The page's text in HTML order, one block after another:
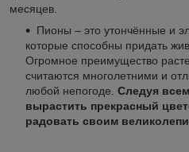
месяцев.
Пионы – это утончённые и
которые способны придать
Огромное преимущество
считаются многолетними и
любой непогоде. Следуя
вырастить прекрасный
радовать своим